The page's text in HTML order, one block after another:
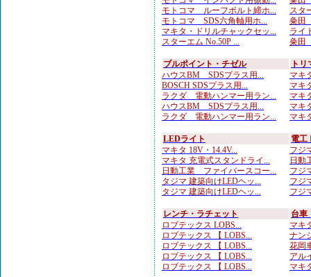
モトコマ ルーフボルト締ホ...
モトコマ SDS六角軸用ホ...
マキタ・ドリルチャックセッ...
スターエム No.50P ...
スタ
粂田
ライ
粂田
ブルポイント・チゼル
ハウスBM SDSプラス用...
BOSCH SDSプラス用...
ラクダ 電動ハンマー用ラン...
ハウスBM SDSプラス用...
ラクダ 電動ハンマー用ラン...
ト
マキ
マキ
マキ
マキ
マキ
LEDライト
マキタ 18V・14.4V...
マキタ 充電式スタンドライ...
日動工業 ファイバースコー...
タジマ 建築向けLEDヘッ...
タジマ 建築向けLEDヘッ...
電工
フジ
日動
フジ
フジ
フジ
レンチ・ラチェット
ロブテックス LOBS...
ロブテックス 【 LOBS...
ロブテックス 【 LOBS...
ロブテックス 【 LOBS...
ロブテックス 【 LOBS...
台車
マキ
ナン
花岡
アル
マキ